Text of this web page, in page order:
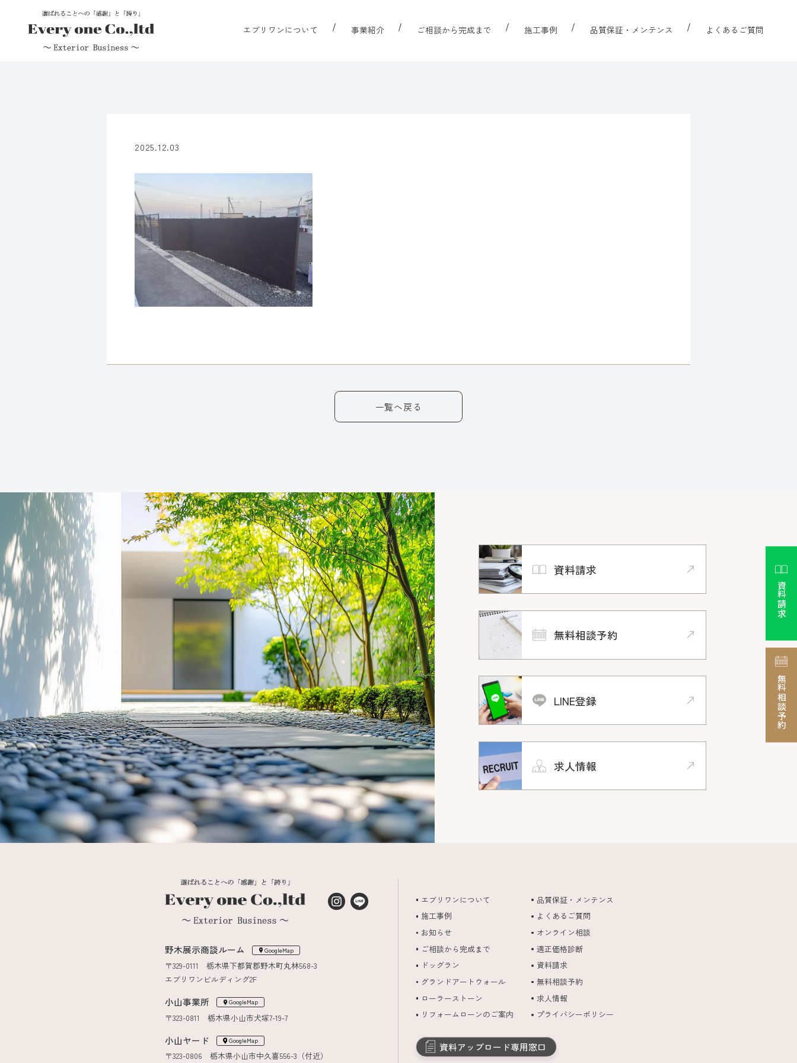
エブリワンについて 事業紹介 ご相談から完成まで 施工事例 品質保証・メンテンス よくあるご質問
2025.12.03
一覧へ戻る
資料請求
無料相談予約
LINE登録
求人情報
野木展示商談ルーム GoogleMap
〒329-0111 栃木県下都賀郡野木町丸林568-3
エブリワンビルディング2F
小山事業所 GoogleMap
〒323-0811 栃木県小山市犬塚7-19-7
小山ヤード GoogleMap
〒323-0806 栃木県小山市中久喜556-3（付近）
エブリワンについて
施工事例
お知らせ
ご相談から完成まで
ドッグラン
グランドアートウォール
ローラーストーン
リフォームローンのご案内
品質保証・メンテンス
よくあるご質問
オンライン相談
適正価格診断
資料請求
無料相談予約
求人情報
プライバシーポリシー
資料アップロード専用窓口
資料請求
無料相談予約